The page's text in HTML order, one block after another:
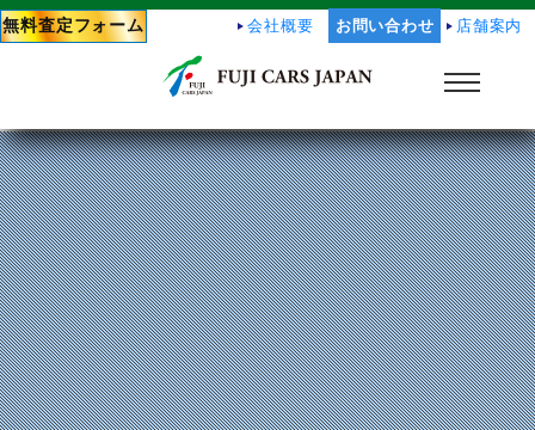
会社概要 お問い合わせ 店舗案内
無料査定フォーム